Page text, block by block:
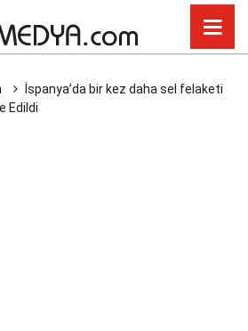
İspanya’da bir kez daha sel felaketi
Edildi